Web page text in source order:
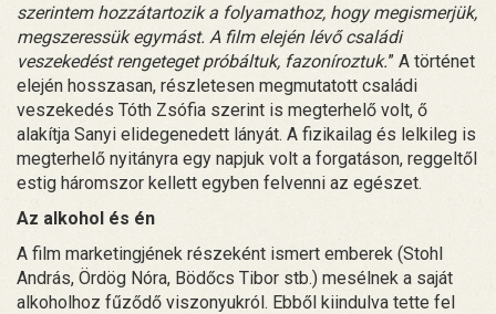
szerintem hozzátartozik a folyamathoz, hogy megismerjük,
megszeressük egymást. A film elején lévő családi
veszekedést rengeteget próbáltuk, fazoníroztuk.” A történet
elején hosszasan, részletesen megmutatott családi
veszekedés Tóth Zsófia szerint is megterhelő volt, ő
alakítja Sanyi elidegenedett lányát. A fizikailag és lelkileg is
megterhelő nyitányra egy napjuk volt a forgatáson, reggeltől
estig háromszor kellett egyben felvenni az egészet.
Az alkohol és én
A film marketingjének részeként ismert emberek (Stohl
András, Ördög Nóra, Bödőcs Tibor stb.) mesélnek a saját
alkoholhoz fűződő viszonyukról. Ebből kiindulva tette fel